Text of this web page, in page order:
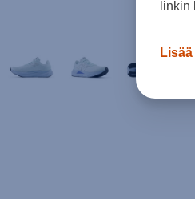
linkin